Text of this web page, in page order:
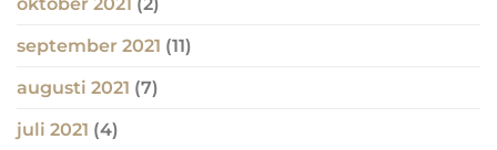
september 2021 (11)
augusti 2021 (7)
juli 2021 (4)